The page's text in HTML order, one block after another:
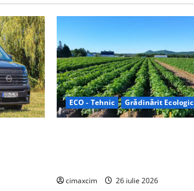
ECO - Tehnic Grădinărit Ecologic
cimaxcim 26 iulie 2026